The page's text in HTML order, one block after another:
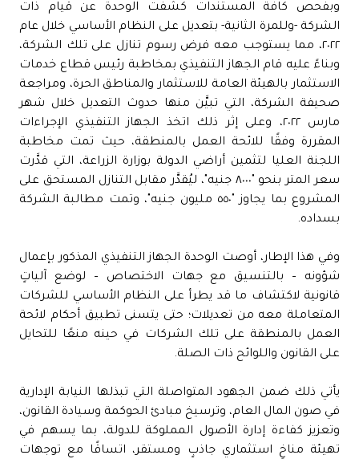
وبفحص كافة المستندات كشفت الوحدة عن قيام ذات
الشركة -وللمرة الثانية- بتعديل على النظام الأساسي خلال عام
٢٠٢٢، مما يستوجب معه فرض رسوم تنازل على تلك الشركة،
وبناءً عليه قام الجهاز التنفيذي بمخاطبة رئيس قطاع خدمات
الاستثمار بالهيئة العامة للاستثمار والمناطق الحرة، ومراجعة
صحيفة الشركة، التي تبيَّن منها حدوث التعديل خلال شهر
مارس ٢٠٢٢، وعلى إثر ذلك اتخذ الجهاز التنفيذي الإجراءات
المقررة وفقًا للائحة العمل بالمنطقة، حيث تمت مخاطبة
اللجنة العليا لتثمين أراضي الدولة بوزارة الزراعة، التي قدَّرت
سعر المتر بنحو "٨٠٠٠ جنيه"، ليُقدَّر مقابل التنازل المستحق على
المشروع بما يجاوز "٥٥٠ مليون جنيه"، وتمت مطالبة الشركة
بسداده.
وفي هذا الإطار، أوصت الوحدة الجهاز التنفيذي المذكور بإعمال
شؤونه – بالتنسيق مع جهات الاختصاص – لوضع آلياتٍ
قانونية لاكتشاف ما قد يطرأ على النظام الأساسي للشركات
المتعاملة معه من تعديلات؛ حتى يتسنى تطبيق أحكام لائحة
العمل بالمنطقة على تلك الشركات في حينه منعًا للتحايل
على القانون واللوائح ذات الصلة.
يأتي ذلك ضمن الجهود المتواصلة التي تبذلها النيابة الإدارية
في صون المال العام، وترسيخ مبادئ الحوكمة وسيادة القانون،
وتعزيز كفاءة إدارة الأصول المملوكة للدولة، بما يسهم في
تهيئة مناخٍ استثماري جاذبٍ ومستقر، اتساقًا مع توجهات